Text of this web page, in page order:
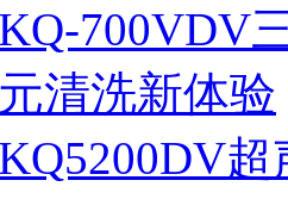
700VDV
清洗新体验